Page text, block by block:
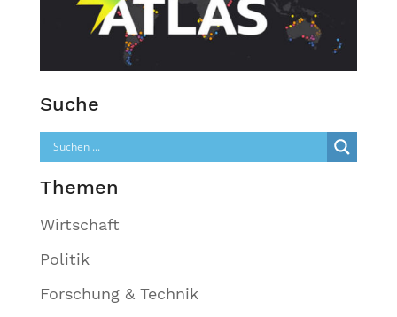
Suche
Themen
Wirtschaft
Politik
Forschung & Technik